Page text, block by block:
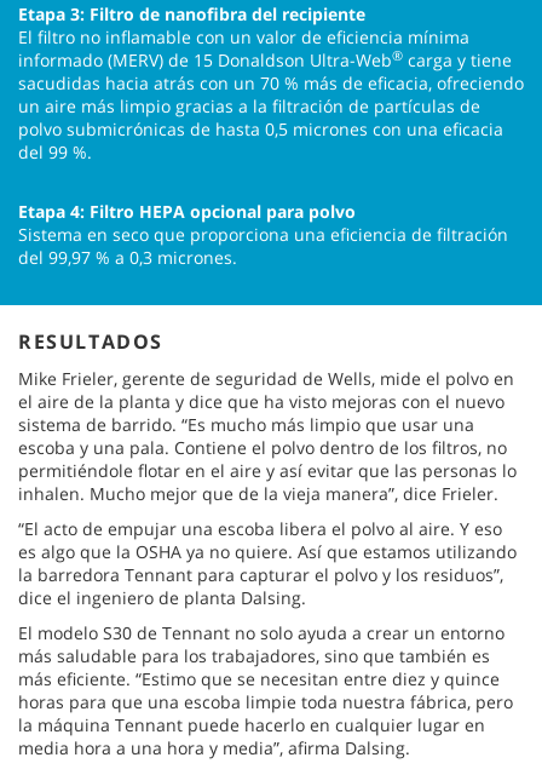
Etapa 3: Filtro de nanofibra del recipiente
El filtro no inflamable con un valor de eficiencia mínima
informado (MERV) de 15 Donaldson Ultra-Web® carga y tiene
sacudidas hacia atrás con un 70 % más de eficacia, ofreciendo
un aire más limpio gracias a la filtración de partículas de
polvo submicrónicas de hasta 0,5 micrones con una eficacia
del 99 %.
Etapa 4: Filtro HEPA opcional para polvo
Sistema en seco que proporciona una eficiencia de filtración
del 99,97 % a 0,3 micrones.
RESULTADOS
Mike Frieler, gerente de seguridad de Wells, mide el polvo en
el aire de la planta y dice que ha visto mejoras con el nuevo
sistema de barrido. “Es mucho más limpio que usar una
escoba y una pala. Contiene el polvo dentro de los filtros, no
permitiéndole flotar en el aire y así evitar que las personas lo
inhalen. Mucho mejor que de la vieja manera”, dice Frieler.
“El acto de empujar una escoba libera el polvo al aire. Y eso
es algo que la OSHA ya no quiere. Así que estamos utilizando
la barredora Tennant para capturar el polvo y los residuos”,
dice el ingeniero de planta Dalsing.
El modelo S30 de Tennant no solo ayuda a crear un entorno
más saludable para los trabajadores, sino que también es
más eficiente. “Estimo que se necesitan entre diez y quince
horas para que una escoba limpie toda nuestra fábrica, pero
la máquina Tennant puede hacerlo en cualquier lugar en
media hora a una hora y media”, afirma Dalsing.